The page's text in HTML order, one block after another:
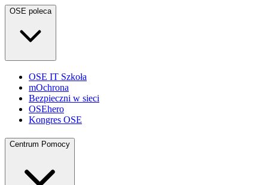
OSE poleca
OSE IT Szkoła
mOchrona
Bezpieczni w sieci
OSEhero
Kongres OSE
Centrum Pomocy